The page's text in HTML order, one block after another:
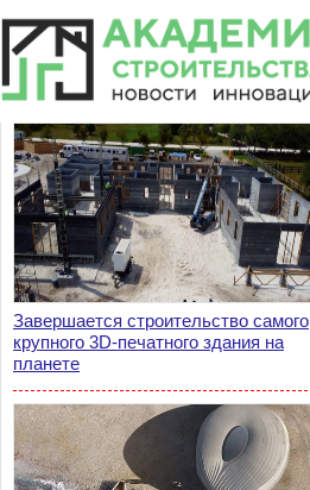
Завершается строительство самого
крупного 3D-печатного здания на
планете